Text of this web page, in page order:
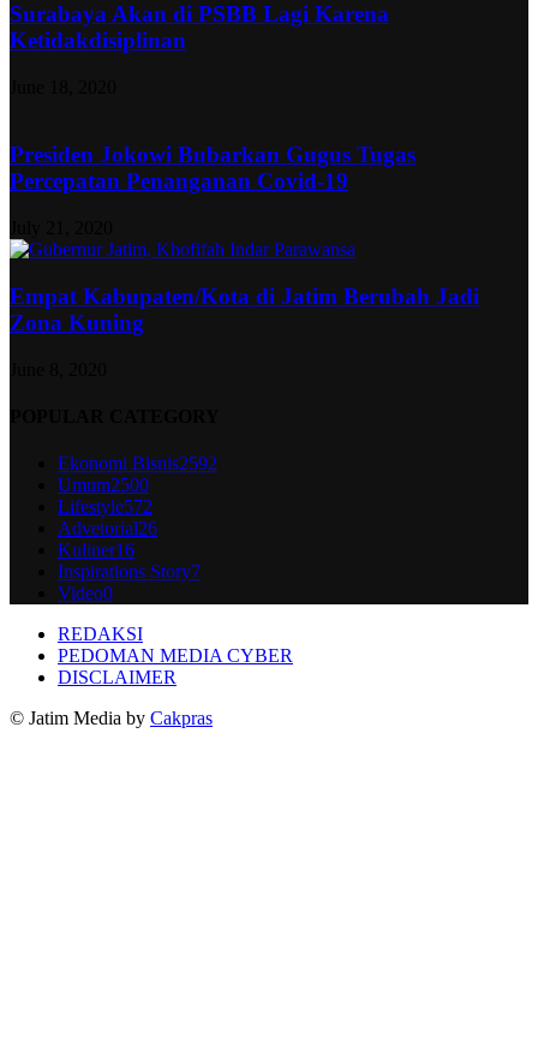
Surabaya Akan di PSBB Lagi Karena
Ketidakdisiplinan
Presiden Jokowi Bubarkan Gugus Tugas
Percepatan Penanganan Covid-19
Empat Kabupaten/Kota di Jatim Berubah Jadi
Zona Kuning
Ekonomi Bisnis2592
Umum2500
Lifestyle572
Advetorial26
Kuliner16
Inspirations Story7
Video0
REDAKSI
PEDOMAN MEDIA CYBER
DISCLAIMER
© Jatim Media by Cakpras